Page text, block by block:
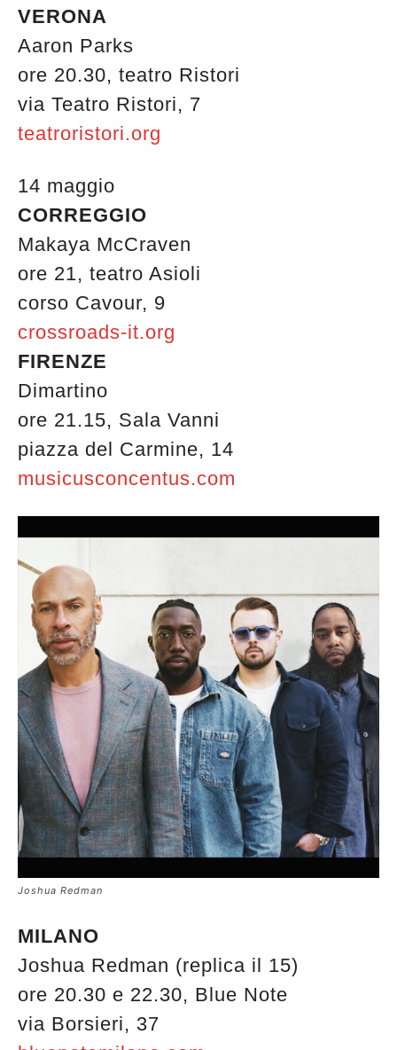
VERONA
Aaron Parks
ore 20.30, teatro Ristori
via Teatro Ristori, 7
teatroristori.org
14 maggio
CORREGGIO
Makaya McCraven
ore 21, teatro Asioli
corso Cavour, 9
crossroads-it.org
FIRENZE
Dimartino
ore 21.15, Sala Vanni
piazza del Carmine, 14
musicusconcentus.com
Joshua Redman
MILANO
Joshua Redman (replica il 15)
ore 20.30 e 22.30, Blue Note
via Borsieri, 37